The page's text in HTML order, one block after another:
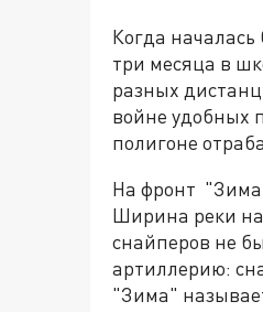
Когда
три месяца в
разных
войне удобных
полигоне
На фронт
Ширина реки на
снайперов не
артиллерию:
"Зима"